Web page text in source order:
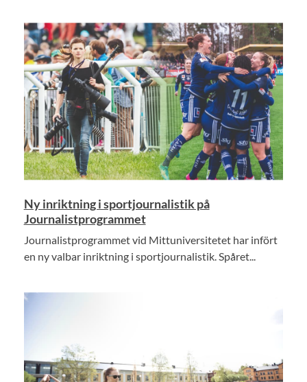
Ny inriktning i sportjournalistik på
Journalistprogrammet
Journalistprogrammet vid Mittuniversitetet har infört
en ny valbar inriktning i sportjournalistik. Spåret...